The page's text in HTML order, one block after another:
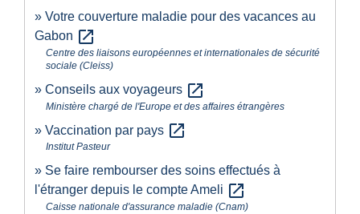
Votre couverture maladie pour des vacances au
Gabon open_in_new
Centre des liaisons européennes et internationales de sécurité
sociale (Cleiss)
Conseils aux voyageurs open_in_new
Ministère chargé de l'Europe et des affaires étrangères
Vaccination par pays open_in_new
Institut Pasteur
Se faire rembourser des soins effectués à
l'étranger depuis le compte Ameli open_in_new
Caisse nationale d'assurance maladie (Cnam)